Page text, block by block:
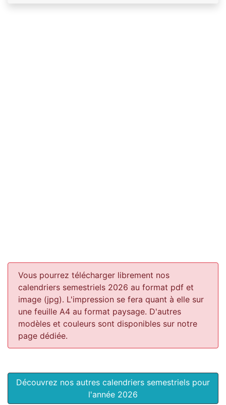
Vous pourrez télécharger librement nos
calendriers semestriels 2026 au format pdf et
image (jpg). L'impression se fera quant à elle sur
une feuille A4 au format paysage. D'autres
modèles et couleurs sont disponibles sur notre
page dédiée.
Découvrez nos autres calendriers semestriels pour
l'année 2026